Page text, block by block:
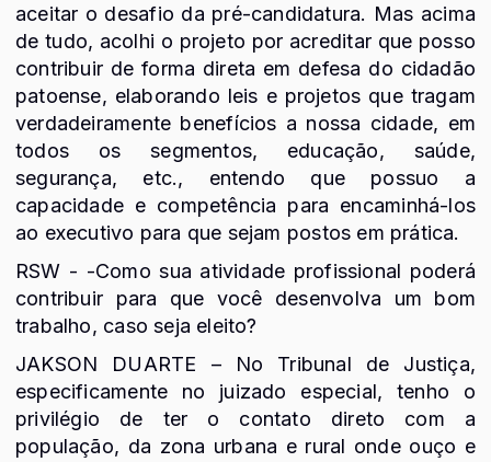
aceitar o desafio da pré-candidatura. Mas acima
de tudo, acolhi o projeto por acreditar que posso
contribuir de forma direta em defesa do cidadão
patoense, elaborando leis e projetos que tragam
verdadeiramente benefícios a nossa cidade, em
todos os segmentos, educação, saúde,
segurança, etc., entendo que possuo a
capacidade e competência para encaminhá-los
ao executivo para que sejam postos em prática.
RSW - -Como sua atividade profissional poderá
contribuir para que você desenvolva um bom
trabalho, caso seja eleito?
JAKSON DUARTE – No Tribunal de Justiça,
especificamente no juizado especial, tenho o
privilégio de ter o contato direto com a
população, da zona urbana e rural onde ouço e